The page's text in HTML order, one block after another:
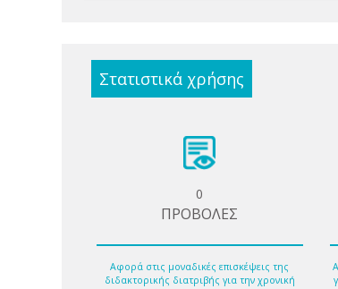
Στατιστικά χρήσης
0
ΠΡΟΒΟΛΕΣ
Αφορά στις μοναδικές επισκέψεις της
διδακτορικής διατριβής για την χρονική